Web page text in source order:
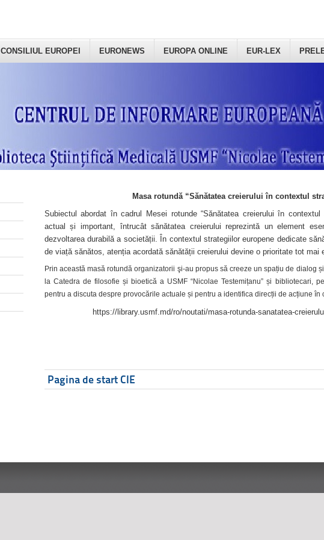
CONSILIUL EUROPEI EURONEWS EUROPA ONLINE EUR-LEX
Masa rotundă “Sănătatea creierului în contextul
Subiectul abordat în cadrul Mesei rotunde “Sănătatea creierului în
actual și important, întrucât sănătatea creierului reprezintă un element
dezvoltarea durabilă a societății. În contextul strategiilor europene dedicate
de viață sănătos, atenția acordată sănătății creierului devine o prioritate tot mai
Prin această masă rotundă organizatorii şi-au propus să creeze un spațiu de dialog
la Catedra de filosofie și bioetică a USMF “Nicolae Testemițanu” și bibliotecari,
pentru a discuta despre provocările actuale și pentru a identifica direcții de acțiune
https://library.usmf.md/ro/noutati/masa-rotunda-sanatatea-
Pagina de start CIE